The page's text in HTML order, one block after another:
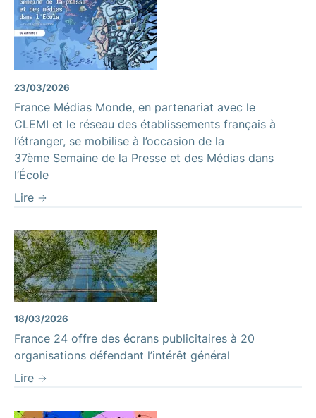
23/03/2026
France Médias Monde, en partenariat avec le
CLEMI et le réseau des établissements français à
l’étranger, se mobilise à l’occasion de la
37ème Semaine de la Presse et des Médias dans
l’École
Lire
18/03/2026
France 24 offre des écrans publicitaires à 20
organisations défendant l’intérêt général
Lire